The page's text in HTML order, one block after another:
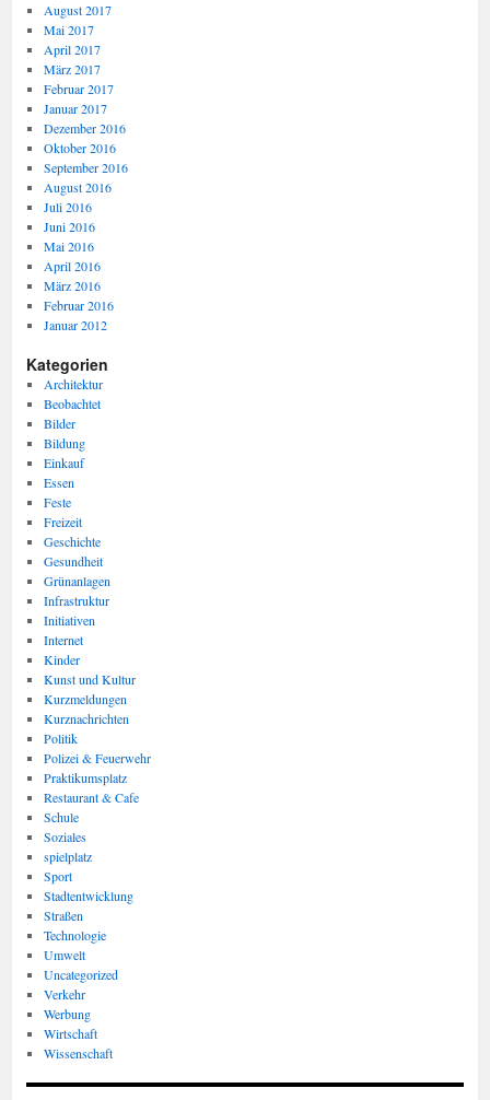
August 2017
Mai 2017
April 2017
März 2017
Februar 2017
Januar 2017
Dezember 2016
Oktober 2016
September 2016
August 2016
Juli 2016
Juni 2016
Mai 2016
April 2016
März 2016
Februar 2016
Januar 2012
Kategorien
Architektur
Beobachtet
Bilder
Bildung
Einkauf
Essen
Feste
Freizeit
Geschichte
Gesundheit
Grünanlagen
Infrastruktur
Initiativen
Internet
Kinder
Kunst und Kultur
Kurzmeldungen
Kurznachrichten
Politik
Polizei & Feuerwehr
Praktikumsplatz
Restaurant & Cafe
Schule
Soziales
spielplatz
Sport
Stadtentwicklung
Straßen
Technologie
Umwelt
Uncategorized
Verkehr
Werbung
Wirtschaft
Wissenschaft